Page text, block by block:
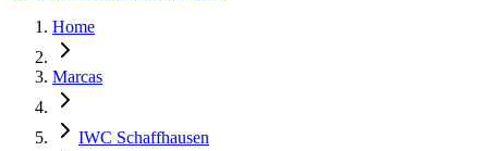
Home
Marcas
IWC Schaffhausen